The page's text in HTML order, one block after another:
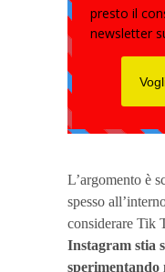
L’argomento è
spesso
considerare Tik
Instagram stia
sperimentando